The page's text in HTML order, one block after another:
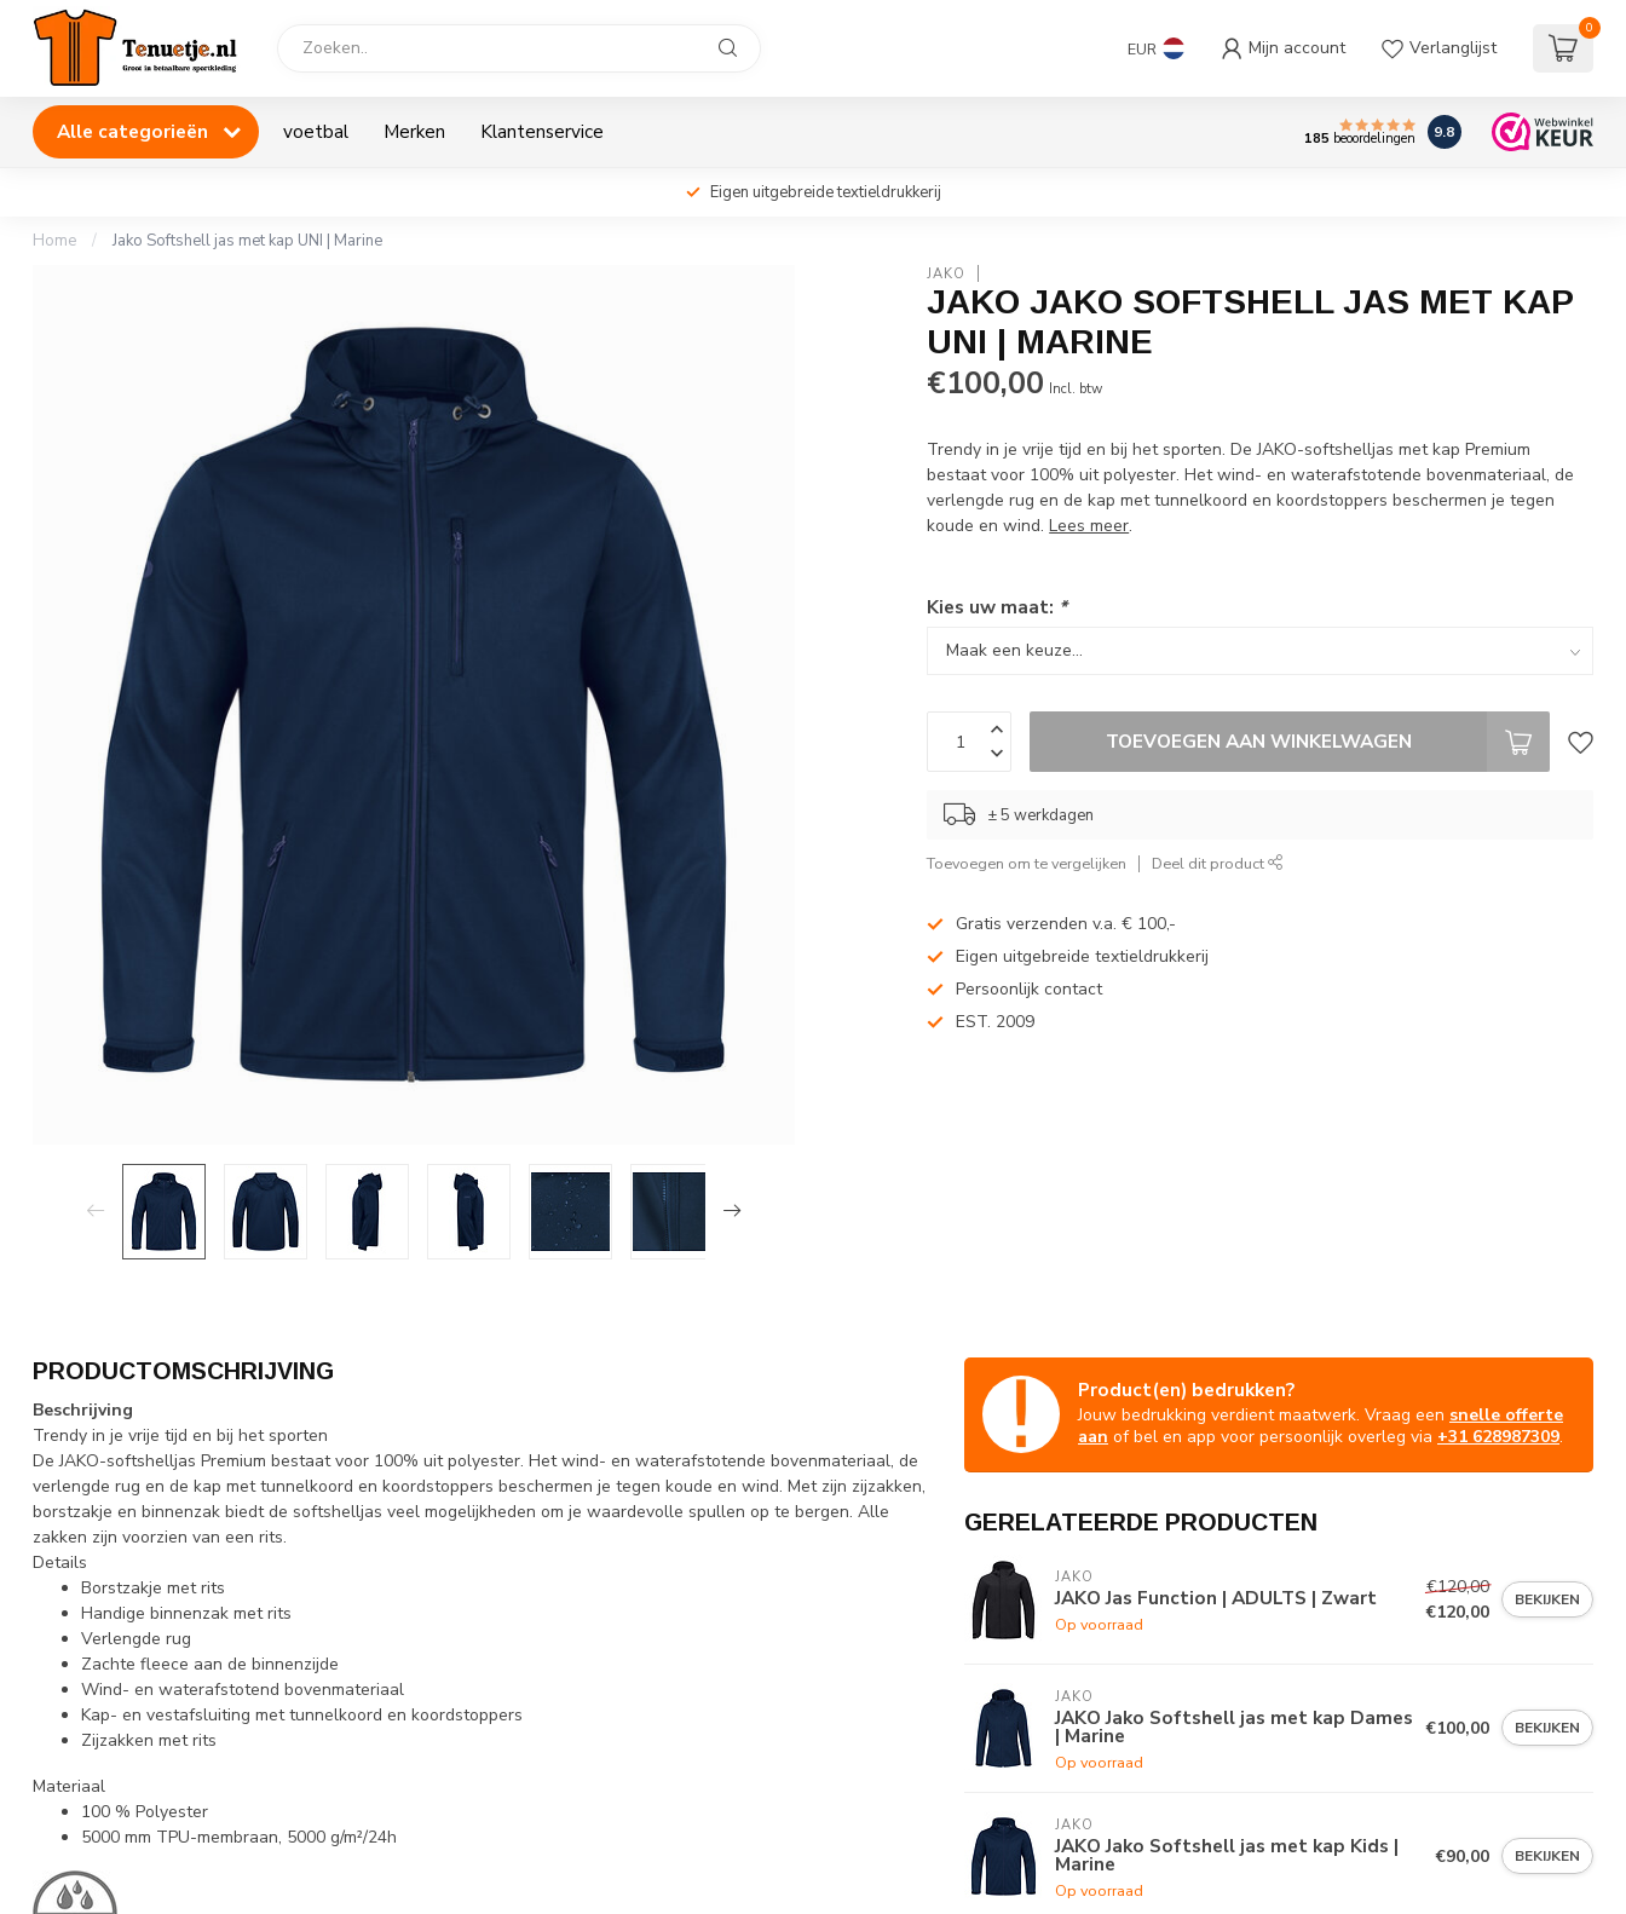
EUR Mijn account Verlanglijst
0
Alle categorieën voetbal Merken Klantenservice 185 beoordelingen 9.8
Eigen uitgebreide textieldrukkerij
Home / Jako Softshell jas met kap UNI | Marine
JAKO
JAKO JAKO SOFTSHELL JAS MET KAP
UNI | MARINE
€100,00 Incl. btw
Trendy in je vrije tijd en bij het sporten. De JAKO-softshelljas met kap Premium
bestaat voor 100% uit polyester. Het wind- en waterafstotende bovenmateriaal, de
verlengde rug en de kap met tunnelkoord en koordstoppers beschermen je tegen
koude en wind.Lees meer.
Kies uw maat: *
TOEVOEGEN AAN WINKELWAGEN
± 5 werkdagen
Toevoegen om te vergelijken Deel dit product
Gratis verzenden v.a. € 100,-
Eigen uitgebreide textieldrukkerij
Persoonlijk contact
EST. 2009
PRODUCTOMSCHRIJVING
Beschrijving
Trendy in je vrije tijd en bij het sporten
De JAKO-softshelljas Premium bestaat voor 100% uit polyester. Het wind- en waterafstotende bovenmateriaal, de
verlengde rug en de kap met tunnelkoord en koordstoppers beschermen je tegen koude en wind. Met zijn zijzakken,
borstzakje en binnenzak biedt de softshelljas veel mogelijkheden om je waardevolle spullen op te bergen. Alle
zakken zijn voorzien van een rits.
Details
Borstzakje met rits
Handige binnenzak met rits
Verlengde rug
Zachte fleece aan de binnenzijde
Wind- en waterafstotend bovenmateriaal
Kap- en vestafsluiting met tunnelkoord en koordstoppers
Zijzakken met rits
Materiaal
100 % Polyester
5000 mm TPU-membraan, 5000 g/m²/24h
Product(en) bedrukken?
Jouw bedrukking verdient maatwerk. Vraag een snelle offerte
aan of bel en app voor persoonlijk overleg via +31 628987309.
GERELATEERDE PRODUCTEN
JAKO
JAKO Jas Function | ADULTS | Zwart
Op voorraad
€120,00
€120,00
BEKIJKEN
JAKO
JAKO Jako Softshell jas met kap Dames
| Marine
Op voorraad
€100,00 BEKIJKEN
JAKO
JAKO Jako Softshell jas met kap Kids |
Marine
Op voorraad
€90,00 BEKIJKEN